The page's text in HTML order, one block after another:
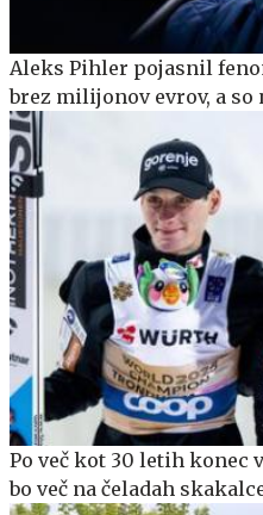
Aleks Pihler pojasnil
brez milijonov evrov, a so
Po več kot 30 letih konec
bo več na čeladah